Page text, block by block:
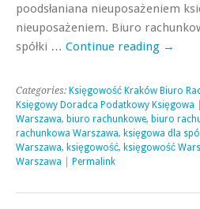
poodsłaniana nieuposażeniem
nieuposażeniem. Biuro
spółki … Continue reading →
Categories: Księgowość Kraków Biuro
Księgowy Doradca Podatkowy Księgowa
Warszawa, biuro rachunkowe, biuro
rachunkowa Warszawa, księgowa dla
Warszawa, księgowość, księgowość
Warszawa
Permalink